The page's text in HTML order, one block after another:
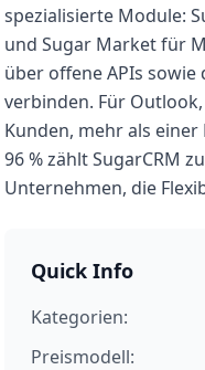
spezialisierte Module:
und Sugar Market für
über offene APIs
verbinden. Für
Kunden, mehr als
96 % zählt SugarCRM
Unternehmen, die
Quick Info
Kategorien:
Preismodell: